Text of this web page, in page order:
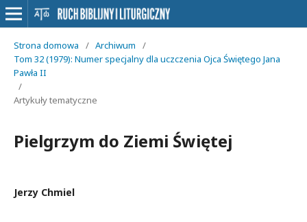
Strona domowa / Archiwum
/
Tom 32 (1979): Numer specjalny dla uczczenia Ojca Świętego Jana
Pawła II
/
Artykuły tematyczne
Pielgrzym do Ziemi Świętej
Jerzy Chmiel